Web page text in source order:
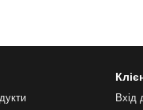
Вхід